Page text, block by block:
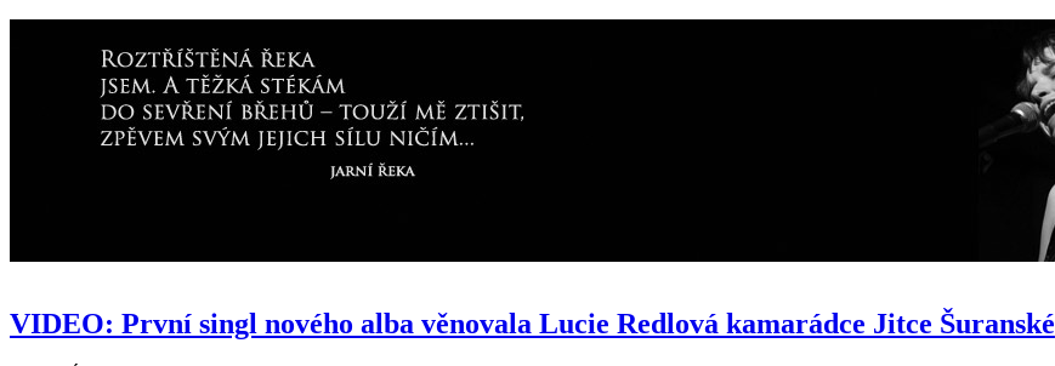
VIDEO: První singl nového alba věnovala Lucie Redlová kamarádce Jitce Šuranské